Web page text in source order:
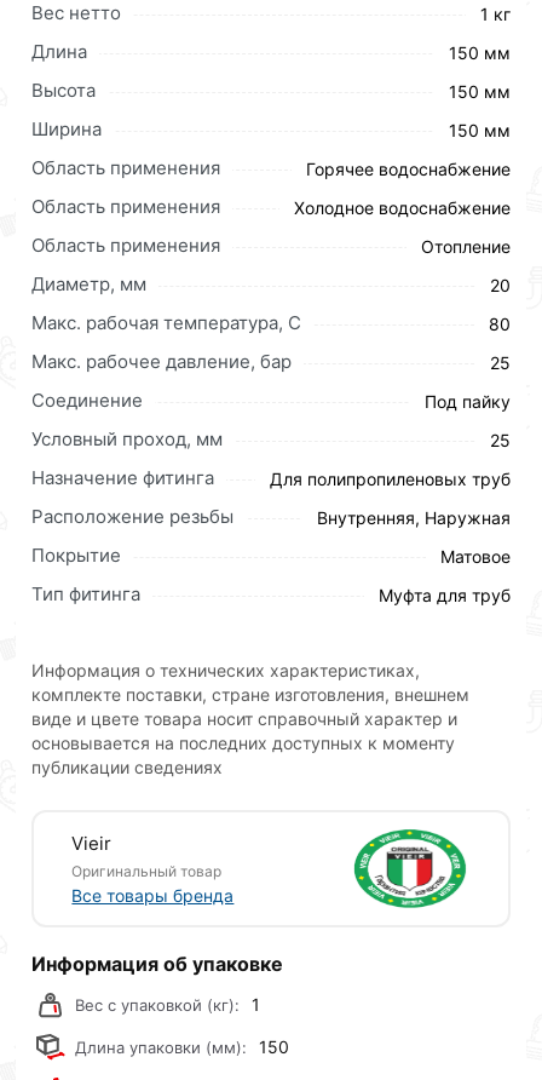
мышкой«Добавить в корзину»
или нажмите на
кнопку«Быстрый заказ»
. Также можете оформить
заказ позвонив по контактам указанным на сайте.
Условия доставки и цены на товар Муфта ПП
действительны в Москве и области.
доставки или самовывоза.Перед оформлением
онлайн заказа рекомендуем ознакомиться с
описанием, характеристиками и отзывами.
Данний товар от производителя
купленного товарa в течение 30 дней (наличие чека
обязательно).
Вес нетто 1 кг
Длина 150 мм
Высота 150 мм
Ширина 150 мм
Область применения Горячее водоснабжение
Область применения Холодное водоснабжение
Область применения Отопление
Диаметр, мм 20
Макс. рабочая температура, C 80
Макс. рабочее давление, бар 25
Соединение Под пайку
Условный проход, мм 25
Назначение фитинга Для полипропиленовых труб
Расположение резьбы Внутренняя, Наружная
Покрытие Матовое
Тип фитинга Муфта для труб
Информация о технических характеристиках,
комплекте поставки, стране изготовления, внешнем
виде и цвете товара носит справочный характер и
основывается на последних доступных к моменту
публикации сведениях
Vieir
Оригинальный товар
Все товары бренда
Информация об упаковке
Вес с упаковкой (кг): 1
Длина упаковки (мм): 150